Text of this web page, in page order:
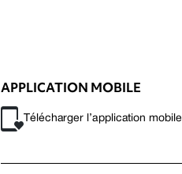
APPLICATION MOBILE
Télécharger l’application mobile